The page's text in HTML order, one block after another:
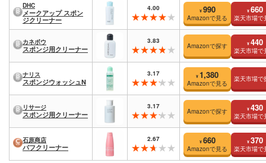
DHC
メークアップ スポン
ジクリーナー
4.00 ¥ 990
Amazonで見る
¥ 660
楽天市場で
カネボウ
スポンジ用クリーナー
3.83
Amazonで探す ¥ 440
楽天市場で
ナリス
スポンジウォッシュN
3.17 ¥ 1,380
Amazonで見る
楽天市場で
リサージ
スポンジ用クリーナー
3.17
Amazonで探す ¥ 430
楽天市場で
石原商店
パフクリーナー
2.67 ¥ 660
Amazonで見る
¥ 370
楽天市場で